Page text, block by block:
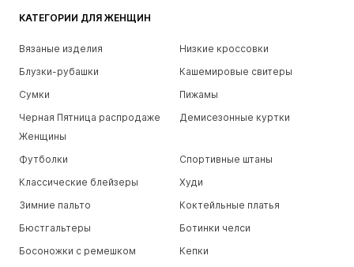
КАТЕГОРИИ ДЛЯ ЖЕНЩИН
Вязаные изделия
Низкие кроссовки
Блузки-рубашки
Кашемировые свитеры
Сумки
Пижамы
Черная Пятница распродаже
Женщины
Демисезонные куртки
Футболки
Спортивные штаны
Классические блейзеры
Худи
Зимние пальто
Коктейльные платья
Бюстгальтеры
Ботинки челси
Босоножки с ремешком
Кепки